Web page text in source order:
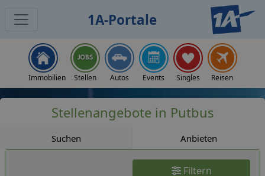
1A-Portale
Immobilien Stellen Autos Events Singles Reisen
Stellenangebote in Putbus
Suchen Anbieten
Filtern